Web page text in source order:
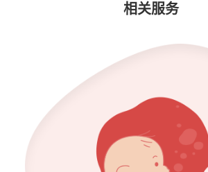
相关服务